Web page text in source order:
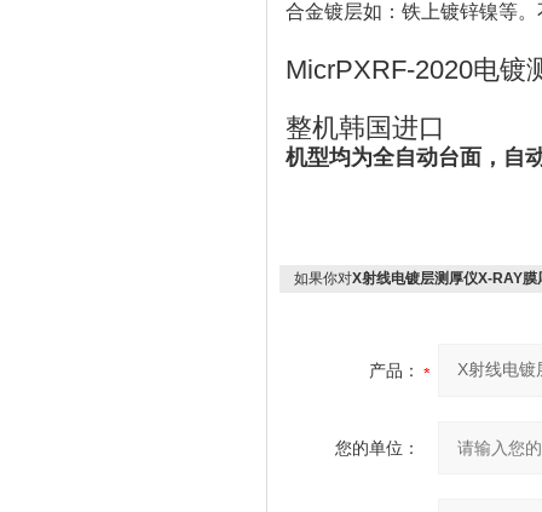
合金镀层如：铁上镀锌镍等。
MicrPXRF-2020电镀
整机韩国进口
机型均为全自动台面，自
如果你对X射线电镀层测厚仪X-RAY
产品：
您的单位：